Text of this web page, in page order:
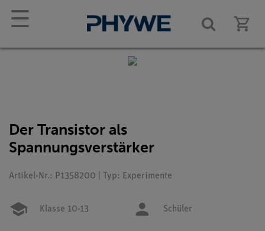
☰
Der Transistor als
Spannungsverstärker
Artikel-Nr.: P1358200 | Typ: Experimente
Klasse 10-13 Schüler